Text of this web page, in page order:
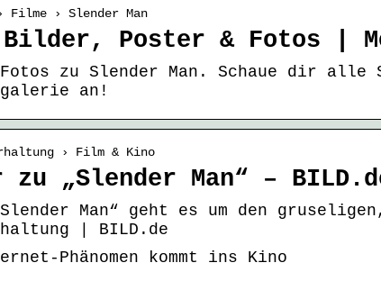
› Slender Man
Bilder, Poster & Fotos |
zu Slender Man. Schaue dir alle
an!
› Film & Kino
„Slender Man“ –
Man“ geht es um den
| BILD.de
Phänomen kommt ins Kino